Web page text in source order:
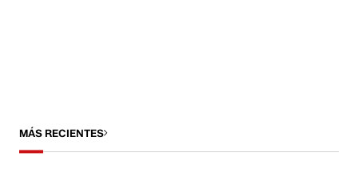
MÁS RECIENTES